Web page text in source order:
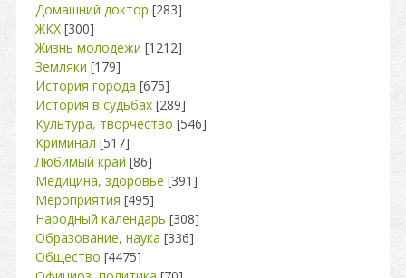
Домашний доктор [283]
ЖКХ [300]
Жизнь молодежи [1212]
Земляки [179]
История города [675]
История в судьбах [289]
Культура, творчество [546]
Криминал [517]
Любимый край [86]
Медицина, здоровье [391]
Мероприятия [495]
Народный календарь [308]
Образование, наука [336]
Общество [4475]